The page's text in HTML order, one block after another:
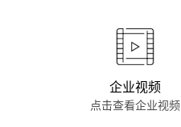
企业视频
点击查看企业视频